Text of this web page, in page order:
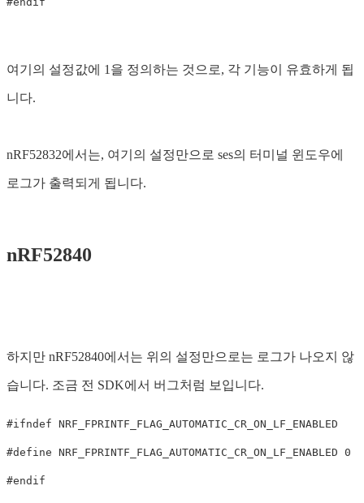
여기의 설정값에 1을 정의하는 것으로, 각 기능이 유효하게 됩
니다.
nRF52832에서는, 여기의 설정만으로 ses의 터미널 윈도우에
로그가 출력되게 됩니다.
nRF52840
하지만 nRF52840에서는 위의 설정만으로는 로그가 나오지 않
습니다. 조금 전 SDK에서 버그처럼 보입니다.
#ifndef NRF_FPRINTF_FLAG_AUTOMATIC_CR_ON_LF_ENABLED
#define NRF_FPRINTF_FLAG_AUTOMATIC_CR_ON_LF_ENABLED 0